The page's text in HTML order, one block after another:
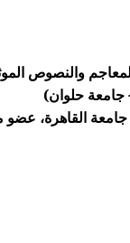
والنصوص
جامعة حلوان)
القاهرة، عضو